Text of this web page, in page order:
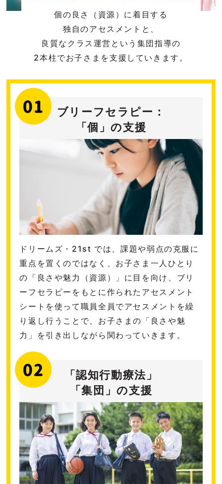
個の良さ（資源）に着目する
独自のアセスメントと、
良質なクラス運営という集団指導の
2本柱でお子さまを支援していきます。
ブリーフセラピー：
「個」の支援
ドリームズ・21st では、課題や弱点の克服に
重点を置くのではなく、お子さま一人ひとり
の「良さや魅力（資源）」に目を向け、ブリ
ーフセラピーをもとに作られたアセスメント
シートを使って職員全員でアセスメントを繰
り返し行うことで、お子さまの「良さや魅
力」を引き出しながら関わっていきます。
「認知行動療法」
「集団」の支援